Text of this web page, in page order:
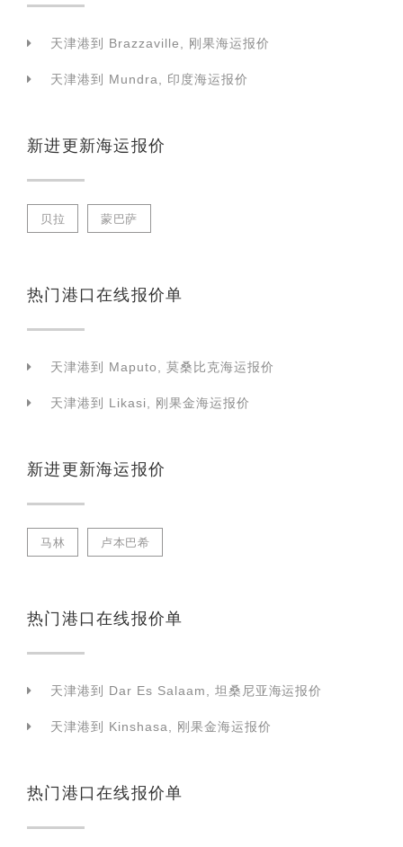
天津港到 Brazzaville, 刚果海运报价
天津港到 Mundra, 印度海运报价
新进更新海运报价
贝拉 蒙巴萨
热门港口在线报价单
天津港到 Maputo, 莫桑比克海运报价
天津港到 Likasi, 刚果金海运报价
新进更新海运报价
马林 卢本巴希
热门港口在线报价单
天津港到 Dar Es Salaam, 坦桑尼亚海运报价
天津港到 Kinshasa, 刚果金海运报价
热门港口在线报价单